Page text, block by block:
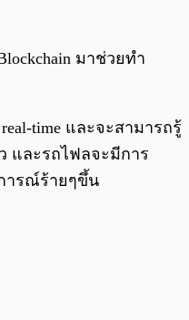
มาช่วยทำ
time และจะสามารถรู้
และรถไฟลจะมีการ
ารณ์ร้ายๆขึ้น